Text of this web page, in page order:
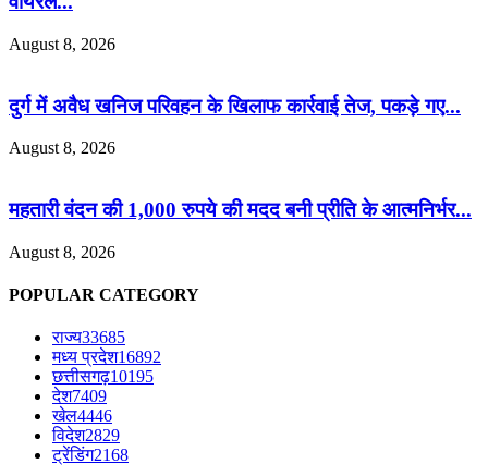
August 8, 2026
दुर्ग में अवैध खनिज परिवहन के खिलाफ कार्रवाई तेज, पकड़े गए...
August 8, 2026
महतारी वंदन की 1,000 रुपये की मदद बनी प्रीति के आत्मनिर्भर...
August 8, 2026
POPULAR CATEGORY
राज्य33685
मध्य प्रदेश16892
छत्तीसगढ़10195
देश7409
खेल4446
विदेश2829
ट्रेंडिंग2168